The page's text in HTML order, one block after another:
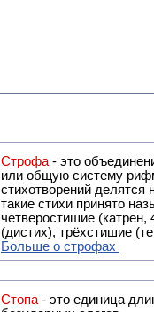
Строфа - это объединение двух
или общую систему рифм, и регулярно или периодически
стихотворений делятся на строфы и т.о. являются строфическими.
такие стихи принято называть астрофическими. Самая популярная строфа в русской поэзии -
четверостишие
(дистих), трёхстишие
Больше о строфах
Стопа - это единица